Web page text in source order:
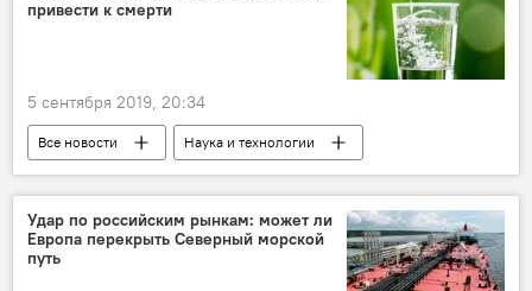
ЧМ-2022 по футболу
привести к смерти
5 сентября 2019, 20:34
Все новости
Наука и технологии
смерть известных людей
Удар по российским рынкам: может ли
Европа перекрыть Северный морской
путь